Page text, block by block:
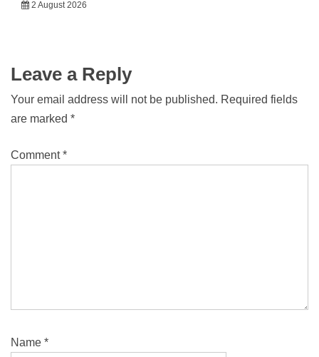
2 August 2026
Leave a Reply
Your email address will not be published. Required fields
are marked *
Comment*
Name *